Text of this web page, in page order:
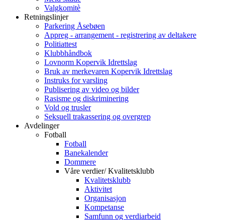
Valgkomitè
Retningslinjer
Parkering Åsebøen
Appreg - arrangement - registrering av deltakere
Politiattest
Klubbhåndbok
Lovnorm Kopervik Idrettslag
Bruk av merkevaren Kopervik Idrettslag
Instruks for varsling
Publisering av video og bilder
Rasisme og diskriminering
Vold og trusler
Seksuell trakassering og overgrep
Avdelinger
Fotball
Fotball
Banekalender
Dommere
Våre verdier/ Kvalitetsklubb
Kvalitetsklubb
Aktivitet
Organisasjon
Kompetanse
Samfunn og verdiarbeid